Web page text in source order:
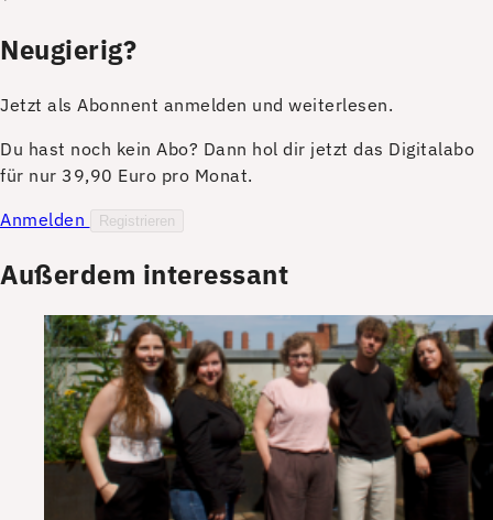
Neugierig?
Jetzt als Abonnent anmelden und weiterlesen.
Du hast noch kein Abo? Dann hol dir jetzt das Digitalabo
für nur 39,90 Euro pro Monat.
Anmelden
Registrieren
Außerdem interessant